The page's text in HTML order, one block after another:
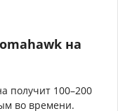
на
получит 100–200
во времени.